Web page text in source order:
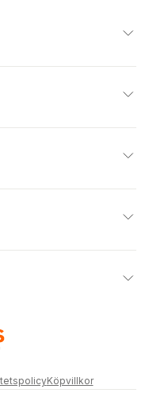
Köpvillkor